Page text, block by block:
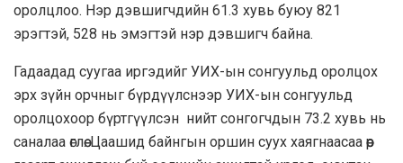
оролцлоо. Нэр дэвшигчдийн 61.3 хувь буюу 821
эрэгтэй, 528 нь эмэгтэй нэр дэвшигч байна.
Гадаадад суугаа иргэдийг УИХ-ын сонгуульд оролцох
эрх зүйн орчныг бүрдүүлснээр УИХ-ын сонгуульд
оролцохоор бүртгүүлсэн нийт сонгогчдын 73.2 хувь нь
саналаа өглөө. Цаашид байнгын оршин суух хаягнаасаа өөр